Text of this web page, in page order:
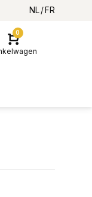
NL FR
0